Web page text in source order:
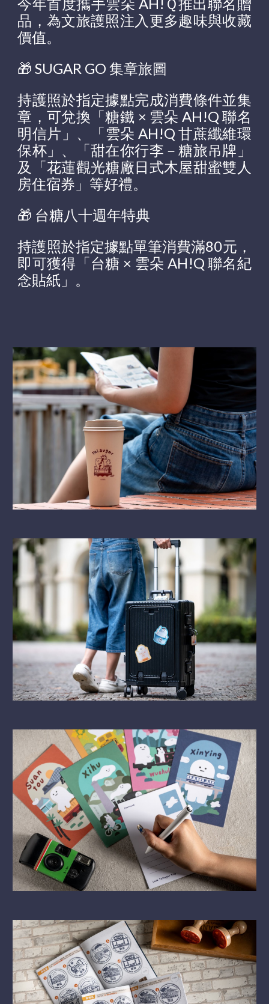
品，為文旅護照注入更多趣味與收藏
價值。
🎁 SUGAR GO 集章旅圖
持護照於指定據點完成消費條件並集
章，可兌換「糖鐵 × 雲朵 AH!Q 聯名
明信片」、「雲朵 AH!Q 甘蔗纖維環
保杯」、「甜在你行李－糖旅吊牌」
及「花蓮觀光糖廠日式木屋甜蜜雙人
房住宿券」等好禮。
🎁 台糖八十週年特典
持護照於指定據點單筆消費滿80元，
即可獲得「台糖 × 雲朵 AH!Q 聯名紀
念貼紙」。